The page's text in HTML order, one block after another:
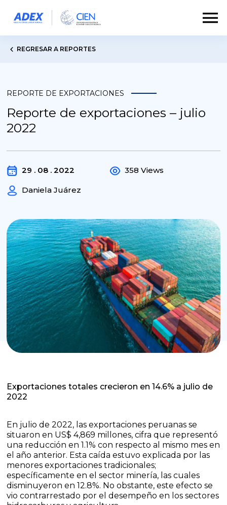
REGRESAR A REPORTES
REPORTE DE EXPORTACIONES
Reporte de exportaciones – julio
2022
29 . 08 . 2022
Daniela Juárez
358 Views
Exportaciones totales crecieron en 14.6% a julio de
2022
En julio de 2022, las exportaciones peruanas se
situaron en US$ 4,869 millones, cifra que representó
una reducción en 1.1% con respecto al mismo mes en
el año anterior. Esta caída estuvo explicada por las
menores exportaciones tradicionales;
específicamente en el sector minería, las cuales
disminuyeron en 12.8%. No obstante, este efecto se
vio contrarrestado por el desempeño en los sectores